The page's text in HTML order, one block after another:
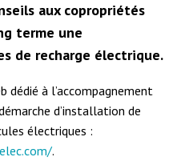
aux copropriétés
terme une
de recharge électrique.
dédié à l’accompagnement
d’installation de
électriques :
.